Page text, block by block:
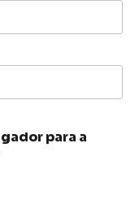
para a